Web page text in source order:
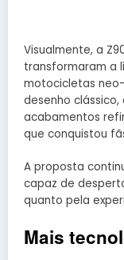
Visualmente, a
transformaram a
motocicletas
desenho clássico,
acabamentos
que conquistou
A proposta
capaz de
quanto pela
Mais